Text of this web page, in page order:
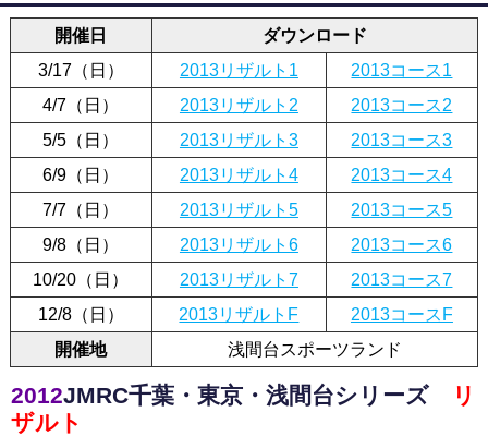
開催日
ダウンロード
3/17（日）
2013リザルト1
2013コース1
4/7（日）
2013リザルト2
2013コース2
5/5（日）
2013リザルト3
2013コース3
6/9（日）
2013リザルト4
2013コース4
7/7（日）
2013リザルト5
2013コース5
9/8（日）
2013リザルト6
2013コース6
10/20（日）
2013リザルト7
2013コース7
12/8（日）
2013リザルトF
2013コースF
開催地
浅間台スポーツランド
2012JMRC千葉・東京・浅間台シリーズ
リ
ザルト